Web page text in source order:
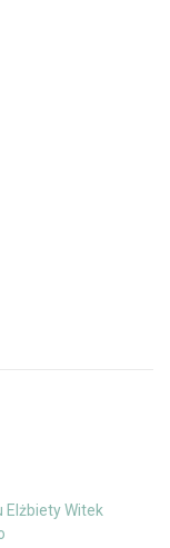
Elżbiety Witek